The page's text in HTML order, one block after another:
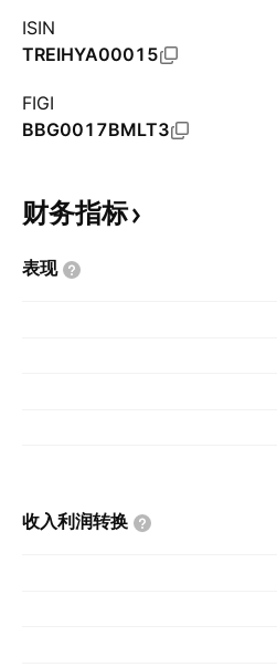
ISIN
TREIHYA00015
FIGI
BBG0017BMLT3
财务指标
表现
收入利润转换